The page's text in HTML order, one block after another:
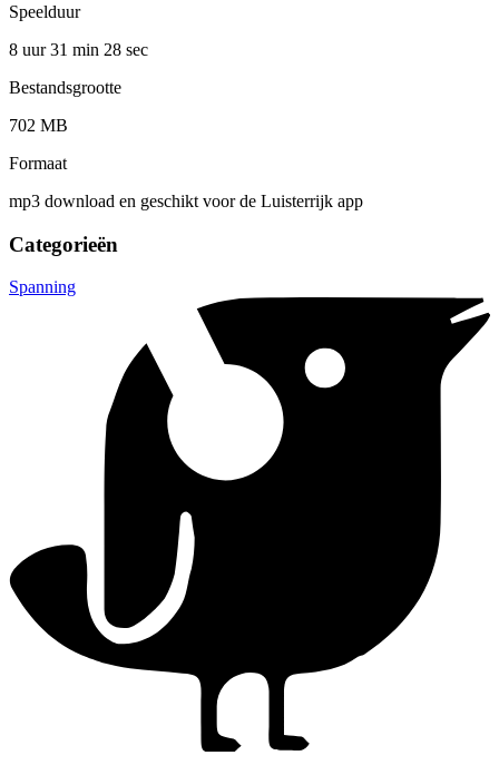
Speelduur
8 uur 31 min 28 sec
Bestandsgrootte
702 MB
Formaat
mp3 download en geschikt voor de Luisterrijk app
Categorieën
Spanning